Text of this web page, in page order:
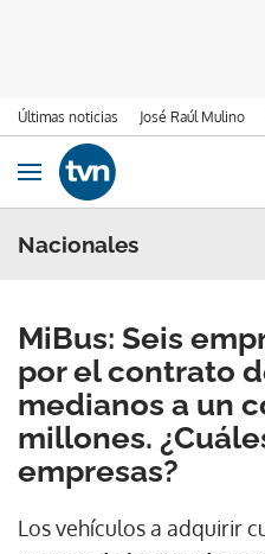
Últimas noticias José Raúl Mulino
Ir al contenido
Obrir navegació
Nacionales
MiBus: Seis
por el contrato
medianos a un
millones.
empresas?
Los vehículos a adquirir